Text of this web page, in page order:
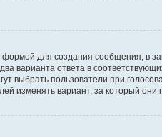
формой для создания сообщения, в
варианта ответа в
выбрать пользователи при
изменять вариант, за который они